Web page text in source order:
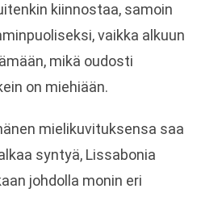
kiinnostaa, samoin
vaikka alkuun
mikä oudosti
on miehiään.
mielikuvituksensa saa
syntyä, Lissabonia
johdolla monin eri